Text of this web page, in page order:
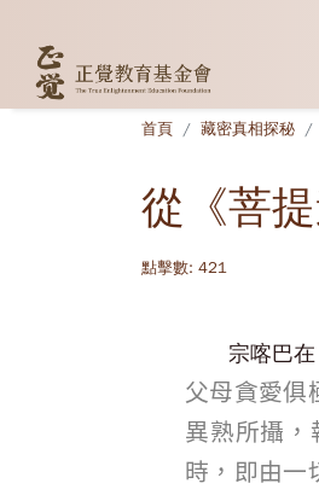
首頁 藏密真相探秘
從《菩
點擊數: 421
宗喀巴
父母貪愛俱
異熟所攝，
時，即由一